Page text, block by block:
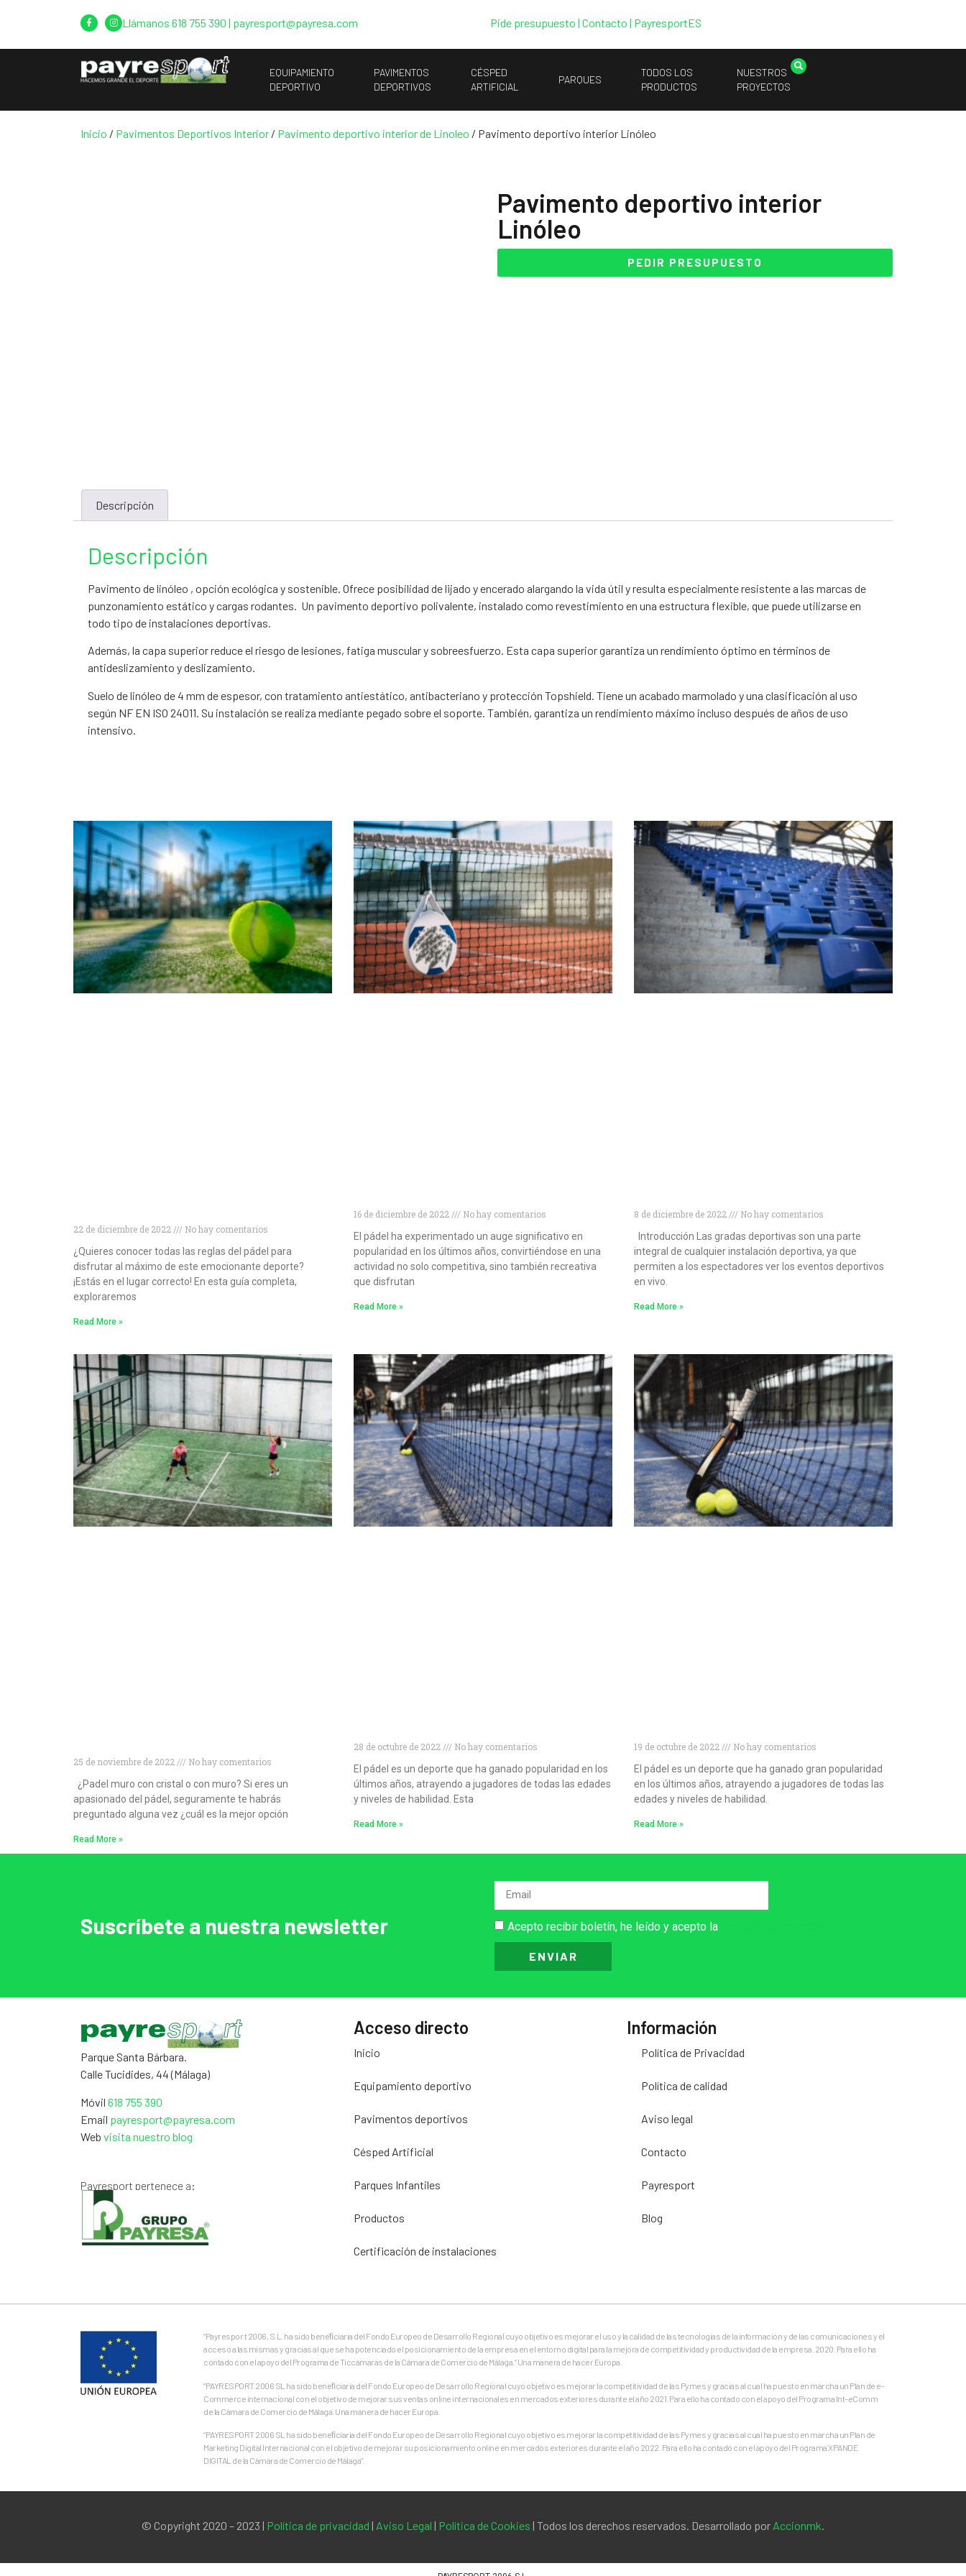
Llámanos 618 755 390 | payresport@payresa.com Pide presupuesto | Contacto | PayresportES
EQUIPAMIENTO
DEPORTIVO
PAVIMENTOS
DEPORTIVOS
CÉSPED
ARTIFICIAL
PARQUES
TODOS LOS
PRODUCTOS
NUESTROS
PROYECTOS
Inicio / Pavimentos Deportivos Interior / Pavimento deportivo interior de Linoleo / Pavimento deportivo interior Linóleo
Pavimento deportivo interior
Linóleo
PEDIR PRESUPUESTO
Descripción
Descripción
Pavimento de linóleo , opción ecológica y sostenible. Ofrece posibilidad de lijado y encerado alargando la vida útil y resulta especialmente resistente a las marcas de
punzonamiento estático y cargas rodantes. Un pavimento deportivo polivalente, instalado como revestimiento en una estructura flexible, que puede utilizarse en
todo tipo de instalaciones deportivas.
Además, la capa superior reduce el riesgo de lesiones, fatiga muscular y sobreesfuerzo. Esta capa superior garantiza un rendimiento óptimo en términos de
antideslizamiento y deslizamiento.
Suelo de linóleo de 4 mm de espesor, con tratamiento antiestático, antibacteriano y protección Topshield. Tiene un acabado marmolado y una clasificación al uso
según NF EN ISO 24011. Su instalación se realiza mediante pegado sobre el soporte. También, garantiza un rendimiento máximo incluso después de años de uso
intensivo.
22 de diciembre de 2022
No hay comentarios
¿Quieres conocer todas las reglas del pádel para
disfrutar al máximo de este emocionante deporte?
¡Estás en el lugar correcto! En esta guía completa,
exploraremos
Read More »
16 de diciembre de 2022
No hay comentarios
El pádel ha experimentado un auge significativo en
popularidad en los últimos años, convirtiéndose en una
actividad no solo competitiva, sino también recreativa
que disfrutan
Read More »
8 de diciembre de 2022
No hay comentarios
Introducción Las gradas deportivas son una parte
integral de cualquier instalación deportiva, ya que
permiten a los espectadores ver los eventos deportivos
en vivo.
Read More »
25 de noviembre de 2022
No hay comentarios
¿Padel muro con cristal o con muro? Si eres un
apasionado del pádel, seguramente te habrás
preguntado alguna vez ¿cuál es la mejor opción
Read More »
28 de octubre de 2022
No hay comentarios
El pádel es un deporte que ha ganado popularidad en los
últimos años, atrayendo a jugadores de todas las edades
y niveles de habilidad. Esta
Read More »
19 de octubre de 2022
No hay comentarios
El pádel es un deporte que ha ganado gran popularidad
en los últimos años, atrayendo a jugadores de todas las
edades y niveles de habilidad.
Read More »
Suscríbete a nuestra newsletter Acepto recibir boletín, he leído y acepto la
ENVIAR
Parque Santa Bárbara.
Calle Tucidides, 44 (Málaga)
Móvil 618 755 390
Email payresport@payresa.com
Web visita nuestro blog
Payresport pertenece a:
Acceso directo
Inicio
Equipamiento deportivo
Pavimentos deportivos
Césped Artificial
Parques Infantiles
Productos
Certificación de instalaciones
Información
Política de Privacidad
Política de calidad
Aviso legal
Contacto
Payresport
Blog
“Payrespor t 2006, S.L. ha sido beneﬁciaria del Fondo Europeo de Desarrollo Regional cuyo objetivo es mejorar el uso y la calidad de las tecnologías de la información y de las comunicaciones y el
acceso a las mismas y gracias al que se ha potenciado el posicionamiento de la empresa en el entorno digital para la mejora de competitividad y productividad de la empresa. 2020. Para ello ha
contado con el apoyo del Programa de Ticcámaras de la Cámara de Comercio de Málaga.” Una manera de hacer Europa.
“PAYRESPORT 2006 SL ha sido beneﬁciaria del Fondo Europeo de Desarrollo Regional cuyo objetivo es mejorar la competitividad de las Pymes y gracias al cual ha puesto en marcha un Plan de e-
Commerce internacional con el objetivo de mejorar sus ventas online internacionales en mercados exteriores durante el año 2021. Para ello ha contado con el apoyo del Programa Int-eComm
de la Cámara de Comercio de Málaga. Una manera de hacer Europa.
“PAYRESPORT 2006 SL ha sido beneﬁciaria del Fondo Europeo de Desarrollo Regional cuyo objetivo es mejorar la competitividad de las Pymes y gracias al cual ha puesto en marcha un Plan de
Marketing Digital Internacional con el objetivo de mejorar su posicionamiento online en mercados exteriores durante el año 2022. Para ello ha contado con el apoyo del Programa XPANDE
DIGITAL de la Cámara de Comercio de Málaga”.
© Copyright 2020 – 2023 | Política de privacidad | Aviso Legal | Política de Cookies | Todos los derechos reservados. Desarrollado por Accionmk.